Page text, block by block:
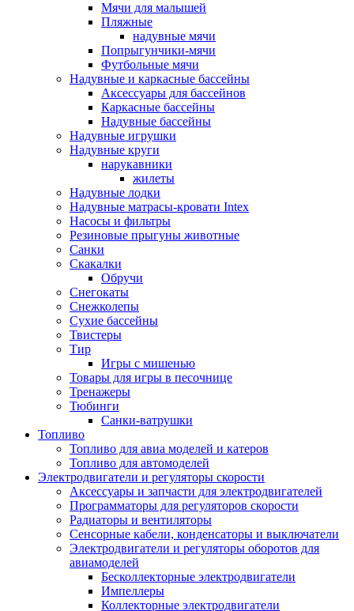
Мячи для малышей
Пляжные
надувные мячи
Попрыгунчики-мячи
Футбольные мячи
Надувные и каркасные бассейны
Аксессуары для бассейнов
Каркасные бассейны
Надувные бассейны
Надувные игрушки
Надувные круги
нарукавники
жилеты
Надувные лодки
Надувные матрасы-кровати Intex
Насосы и фильтры
Резиновые прыгуны животные
Санки
Скакалки
Обручи
Снегокаты
Снежколепы
Сухие бассейны
Твистеры
Тир
Игры с мишенью
Товары для игры в песочнице
Тренажеры
Тюбинги
Санки-ватрушки
Топливо
Топливо для авиа моделей и катеров
Топливо для автомоделей
Электродвигатели и регуляторы скорости
Аксессуары и запчасти для электродвигателей
Программаторы для регуляторов скорости
Радиаторы и вентиляторы
Сенсорные кабели, конденсаторы и выключатели
Электродвигатели и регуляторы оборотов для
авиамоделей
Бесколлекторные электродвигатели
Импеллеры
Коллекторные электродвигатели